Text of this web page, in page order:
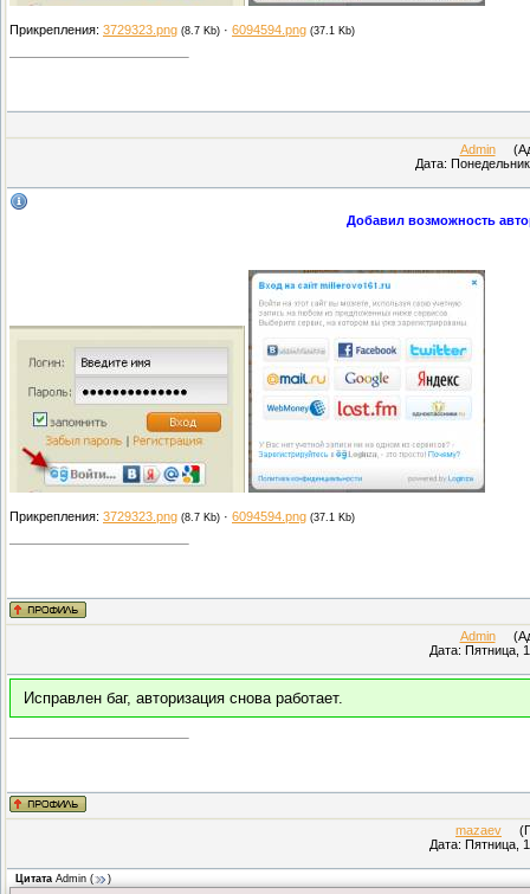
Прикрепления: 3729323.png (8.7 Kb) · 6094594.png (37.1 Kb)
Admin
Дата:
Добавил возможность
Прикрепления: 3729323.png (8.7 Kb) · 6094594.png (37.1 Kb)
Admin
Дата: Пятница,
Исправлен баг, авторизация снова работает.
mazaev
Дата: Пятница,
Цитата Admin ( )